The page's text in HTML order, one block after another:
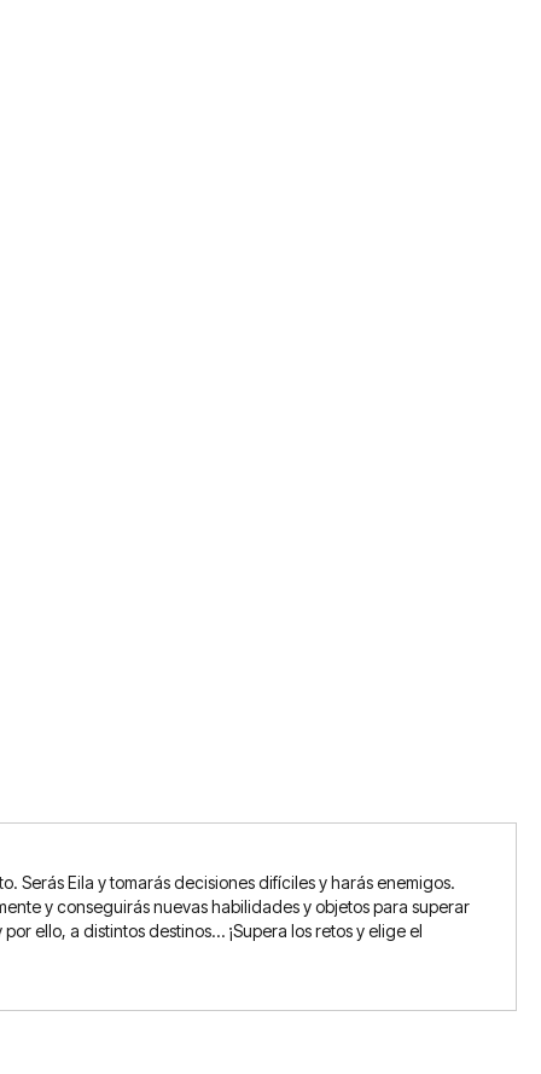
Serás Eila y tomarás decisiones difíciles y harás enemigos.
y conseguirás nuevas habilidades y objetos para superar
ello, a distintos destinos… ¡Supera los retos y elige el